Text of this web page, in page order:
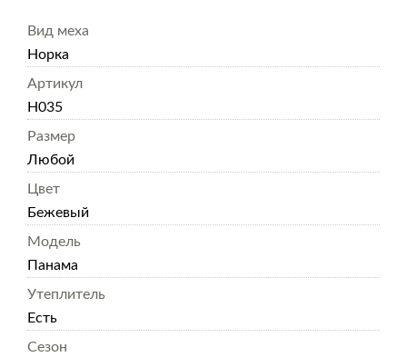
Вид меха
Норка
Артикул
Н035
Размер
Любой
Цвет
Бежевый
Модель
Панама
Утеплитель
Есть
Сезон